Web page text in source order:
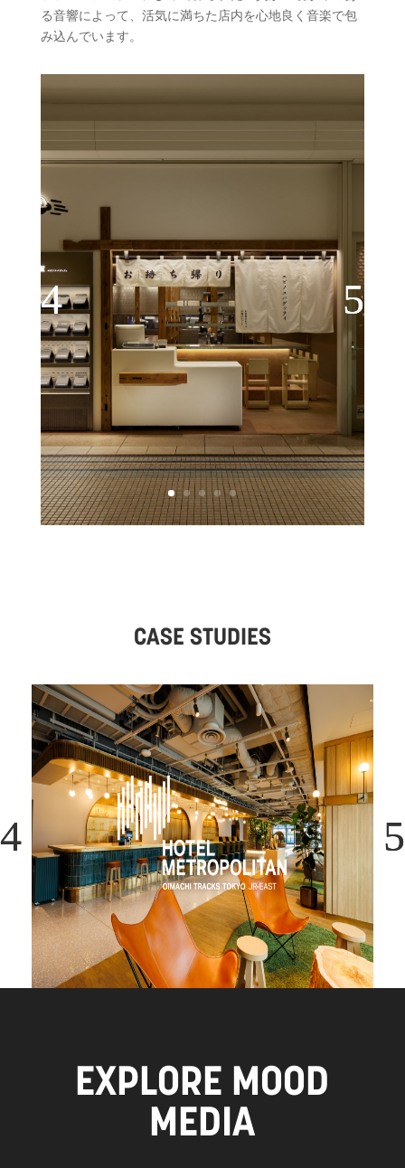
る音響によって、 活気に満ちた店内を心地良く音楽で包
み込んでいます。
CASE STUDIES
EXPLORE MOOD
MEDIA